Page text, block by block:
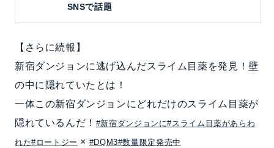
SNSで話題
【さらに続報】
新宿ダンジョンに逃げ込んだスライム目薬を発見！壁
の中に隠れていたとは！
一体この新宿ダンジョンにどれだけのスライム目薬が
隠れているんだ！ #新宿ダンジョンに#スライム目薬があらわ
れた#ロートジー × #DQM3#数量限定発売中